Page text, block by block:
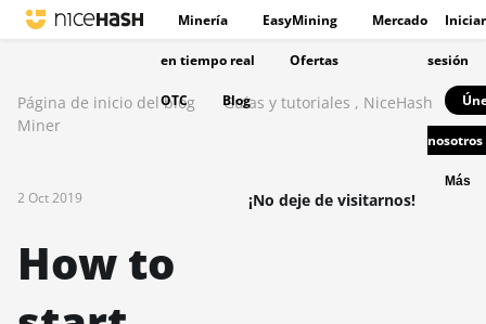
Minería EasyMining Mercado
en tiempo real Ofertas
OTC Blog
Iniciar
sesión
nosotros
Más
Página de inicio del blog Guías y tutoriales , NiceHash
Miner
2 Oct 2019
How to
¡No deje de visitarnos!